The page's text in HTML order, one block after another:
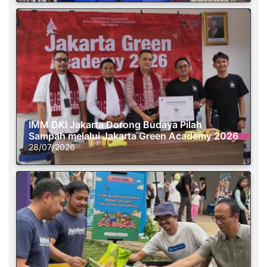
IMM DKI Jakarta Dorong Budaya Pilah
Sampah melalui Jakarta Green Academy 2026
28/07/2026